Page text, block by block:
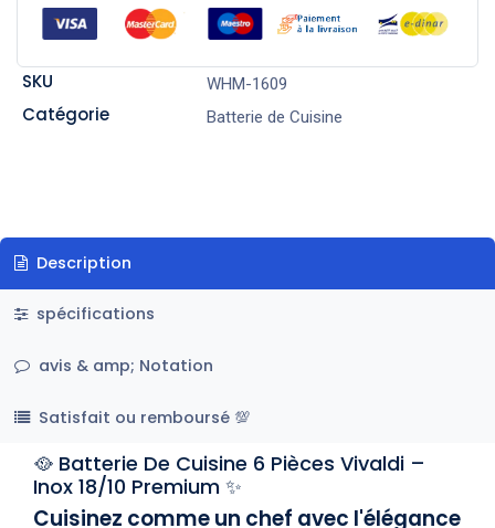
SKU WHM-1609
Catégorie Batterie de Cuisine
Description
spécifications
avis & amp; Notation
Satisfait ou remboursé 💯
🥘 Batterie De Cuisine 6 Pièces Vivaldi –
Inox 18/10 Premium ✨
Cuisinez comme un chef avec l'élégance